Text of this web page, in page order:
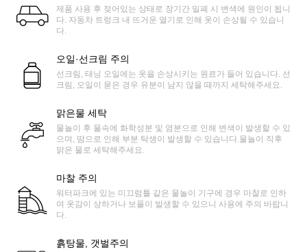
제품 사용 후 젖어있는 상태로 장기간 밀폐 시 변색에 원인이 됩니
다. 자동차 트렁크 내 뜨거운 열기로 인해 옷이 손상될 수 있습니
다.
오일·선크림 주의
선크림, 태닝 오일에는 옷을 손상시키는 원료가 들어 있습니다. 선
크림, 오일이 묻은 경우 유분이 남지 않을 때까지 세탁해주세요.
맑은물 세탁
물놀이 후 물속에 화학성분 및 염분으로 인해 변색이 발생할 수 있
으며, 땀으로 인해 부분 탁생이 발생할 수 있습니다.물놀이 직후
맑은 물로 세탁해주세요.
마찰 주의
워터파크에 있는 미끄럼틀 같은 물놀이 기구에 경우 마찰로 인하
여 옷감이 상하거나 보풀이 발생할 수 있으니 사용에 주의 바랍니
다.
흙탕물, 갯벌주의